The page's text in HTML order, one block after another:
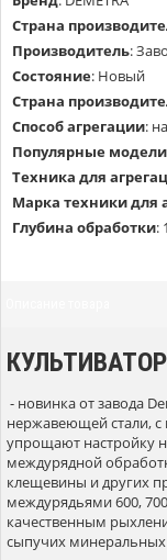
Страна
Производитель:
Состояние: Новый
Страна
Способ агрегации:
Популярные модели
Техника для
Марка техники для
Глубина обработки:
- новинка от завода
нержавеющей стали,
упрощают настройку
междурядной
клещевины и других
междурядьями 600,
качественным
сыпучих минеральных